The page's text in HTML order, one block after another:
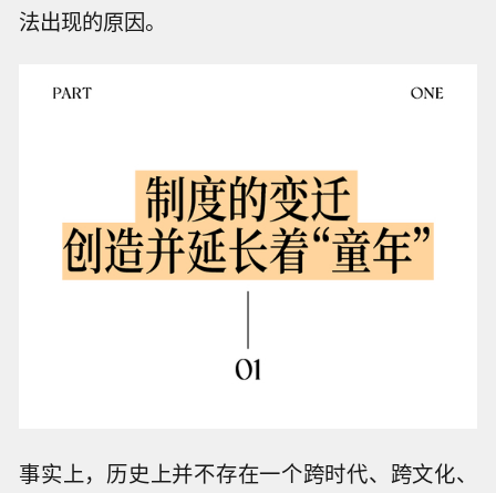
法出现的原因。
事实上，历史上并不存在一个跨时代、跨文化、